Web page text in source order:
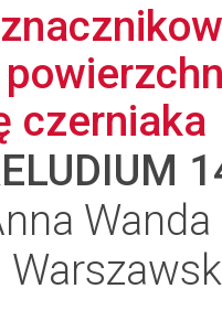
czerniaka